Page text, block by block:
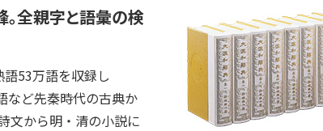
全親字と語彙の検
53万語を収録し
など先秦時代の古典か
文から明・清の小説に